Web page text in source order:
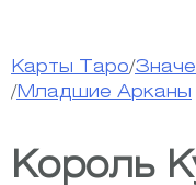
Карты Таро/
/ Младшие Арканы
Король